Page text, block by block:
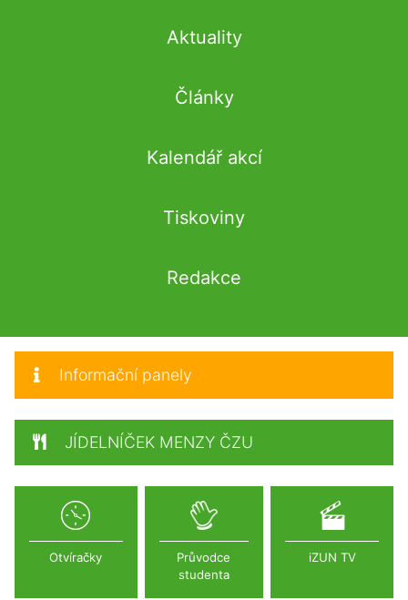
Aktuality
Články
Kalendář akcí
Tiskoviny
Redakce
Informační panely
JÍDELNÍČEK MENZY ČZU
Otvíračky
Průvodce
studenta
iZUN TV